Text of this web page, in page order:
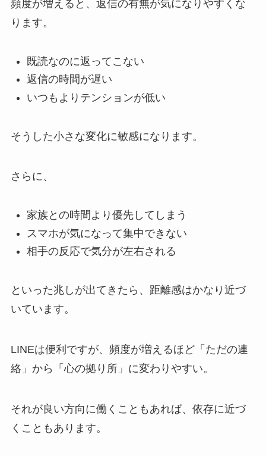
頻度が増えると、返信の有無が気になりやすくな
ります。
既読なのに返ってこない
返信の時間が遅い
いつもよりテンションが低い
そうした小さな変化に敏感になります。
さらに、
家族との時間より優先してしまう
スマホが気になって集中できない
相手の反応で気分が左右される
といった兆しが出てきたら、距離感はかなり近づ
いています。
LINEは便利ですが、頻度が増えるほど「ただの連
絡」から「心の拠り所」に変わりやすい。
それが良い方向に働くこともあれば、依存に近づ
くこともあります。